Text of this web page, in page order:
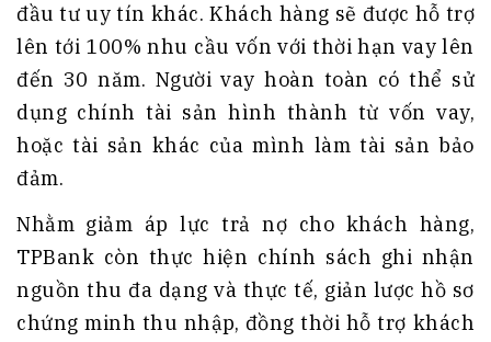
đầu tư uy tín khác. Khách hàng sẽ được hỗ trợ
lên tới 100% nhu cầu vốn với thời hạn vay lên
đến 30 năm. Người vay hoàn toàn có thể sử
dụng chính tài sản hình thành từ vốn vay,
hoặc tài sản khác của mình làm tài sản bảo
đảm.
Nhằm giảm áp lực trả nợ cho khách hàng,
TPBank còn thực hiện chính sách ghi nhận
nguồn thu đa dạng và thực tế, giản lược hồ sơ
chứng minh thu nhập, đồng thời hỗ trợ khách